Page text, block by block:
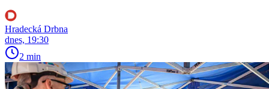
Hradecká Drbna
dnes, 19:30
2 min